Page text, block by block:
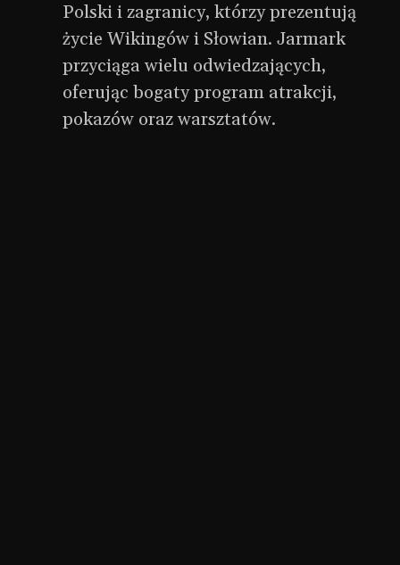
Polski i zagranicy, którzy prezentują
życie Wikingów i Słowian. Jarmark
przyciąga wielu odwiedzających,
oferując bogaty program atrakcji,
pokazów oraz warsztatów.